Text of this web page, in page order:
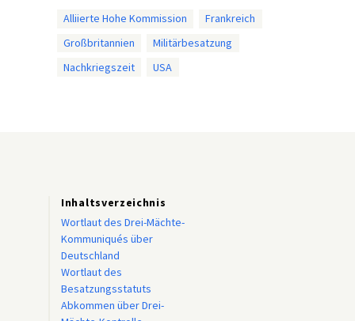
Alliierte Hohe Kommission
Frankreich
Großbritannien
Militärbesatzung
Nachkriegszeit
USA
Inhaltsverzeichnis
Wortlaut des Drei-Mächte-
Kommuniqués über
Deutschland
Wortlaut des
Besatzungsstatuts
Abkommen über Drei-